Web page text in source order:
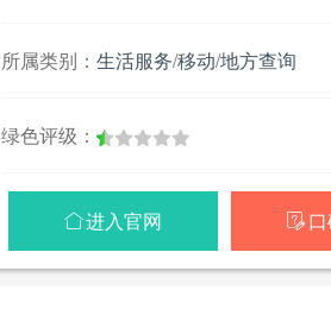
所属类别： 生活服务/移动/地方查询
绿色评级：
进入官网 